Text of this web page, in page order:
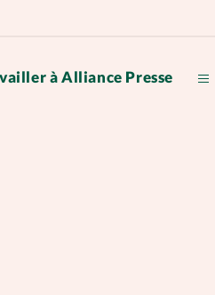
à Alliance Presse